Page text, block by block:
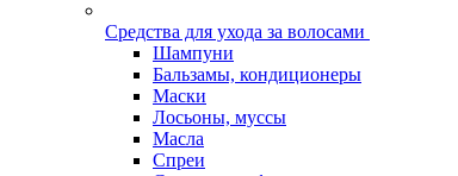
Средства для ухода за волосами
Шампуни
Бальзамы, кондиционеры
Маски
Лосьоны, муссы
Масла
Спреи